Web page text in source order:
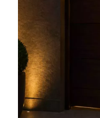
Uno de los errores
el impacto
cuando concluye el
mucho más compleja.
El denominado
internacional.